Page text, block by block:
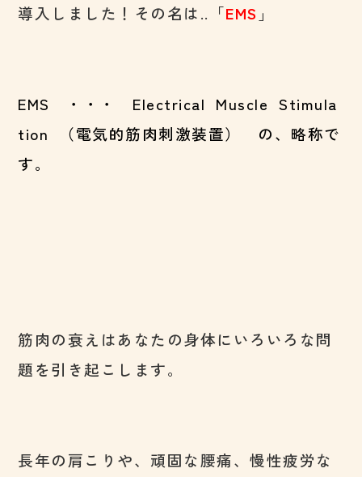
導入しました！その名は..「EMS 」
EMS ・・・ Electrical Muscle Stimula
tion （電気的筋肉刺激装置） の、略称で
す。
筋肉の衰えはあなたの身体にいろいろな問
題を引き起こします。
長年の肩こりや、頑固な腰痛、慢性疲労な